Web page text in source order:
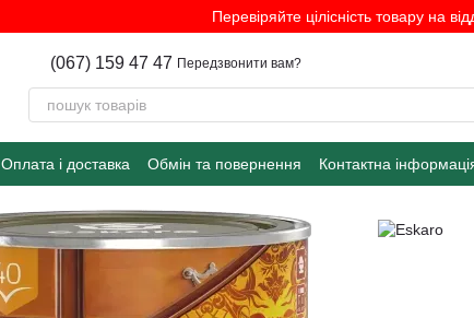
Перевіряйте цілісність товару на
(067) 159 47 47 Передзвонити вам?
Оплата і доставка Обмін та повернення Контактна